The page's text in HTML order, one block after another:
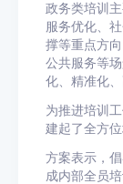
政务类培训
服务优化、
撑等重点方
公共服务等
化、精准化、
为推进培训
建起了全方位
方案表示，
成内部全员